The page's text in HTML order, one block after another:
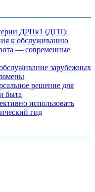
ДРПк1 (ДГП):
к обслуживанию
— современные
зарубежных
решение для
быта
использовать
гид